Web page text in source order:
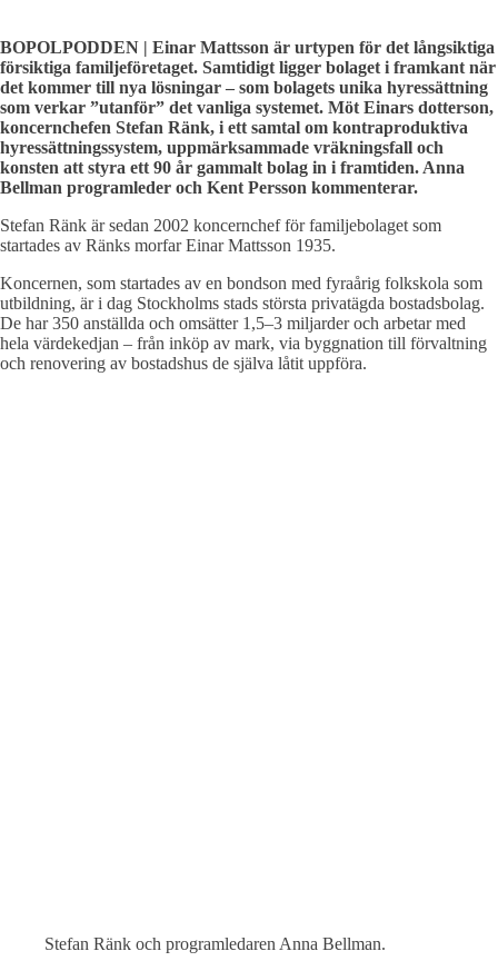
BOPOLPODDEN | Einar Mattsson är urtypen för det långsiktiga
försiktiga familjeföretaget. Samtidigt ligger bolaget i framkant när
det kommer till nya lösningar – som bolagets unika hyressättning
som verkar ”utanför” det vanliga systemet. Möt Einars dotterson,
koncernchefen Stefan Ränk, i ett samtal om kontraproduktiva
hyressättningssystem, uppmärksammade vräkningsfall och
konsten att styra ett 90 år gammalt bolag in i framtiden. Anna
Bellman programleder och Kent Persson kommenterar.
Stefan Ränk är sedan 2002 koncernchef för familjebolaget som
startades av Ränks morfar Einar Mattsson 1935.
Koncernen, som startades av en bondson med fyraårig folkskola som
utbildning, är i dag Stockholms stads största privatägda bostadsbolag.
De har 350 anställda och omsätter 1,5–3 miljarder och arbetar med
hela värdekedjan – från inköp av mark, via byggnation till förvaltning
och renovering av bostadshus de själva låtit uppföra.
Stefan Ränk och programledaren Anna Bellman.